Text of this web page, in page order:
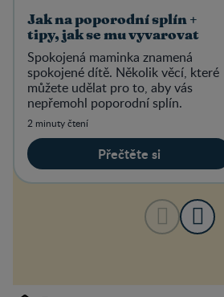
Jak na poporodní splín +
tipy, jak se mu vyvarovat
Spokojená maminka znamená
spokojené dítě. Několik věcí, které
můžete udělat pro to, aby vás
nepřemohl poporodní splín.
2 minuty čtení
Přečtěte si